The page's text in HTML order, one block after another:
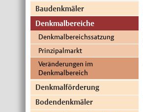
Baudenkmäler
Denkmalbereiche
Denkmalbereichssatzung
Prinzipalmarkt
Veränderungen im
Denkmalbereich
Denkmalförderung
Bodendenkmäler